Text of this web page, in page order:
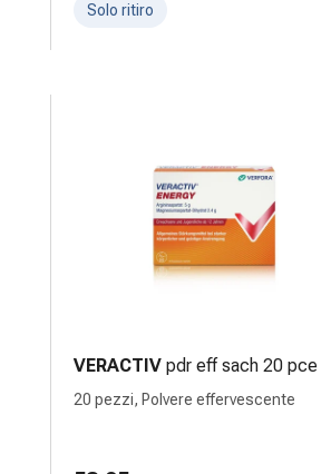
Solo ritiro
VERACTIV pdr eff sach 20 pce
20 pezzi, Polvere effervescente